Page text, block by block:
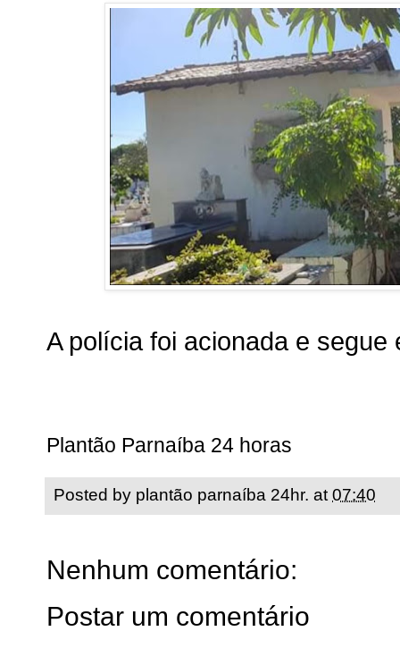
A polícia foi acionada e
Plantão Parnaíba 24 horas
Posted by plantão parnaíba 24hr. at 07:40
Nenhum comentário:
Postar um comentário